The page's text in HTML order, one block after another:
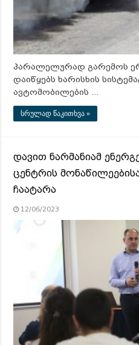
პარალელურად გარემოს
დაიწყებს ხარისხის
ავტომობილების …
სრულად წაკითხვა »
დავით ნარმანიამ
ცენტრის
ჩაატარა
12/06/2023